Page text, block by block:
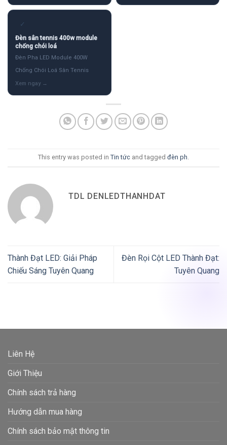
✓
Đèn sân tennis 400w module
chống chói loá
Đèn Pha LED Module 400W
Chống Chói Loá Sân Tennis
This entry was posted in Tin tức and tagged đèn ph.
TDL DENLEDTHANHDAT
Thành Đạt LED: Giải Pháp
Chiếu Sáng Tuyên Quang
Đèn Rọi Cột LED Thành Đạt:
Tuyên Quang
Liên Hệ
Giới Thiệu
Chính sách trả hàng
Hướng dẫn mua hàng
Chính sách bảo mật thông tin